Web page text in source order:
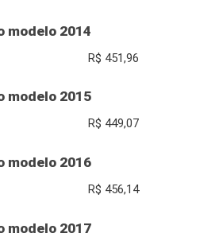
modelo 2014
R$ 451,96
modelo 2015
R$ 449,07
modelo 2016
R$ 456,14
modelo 2017